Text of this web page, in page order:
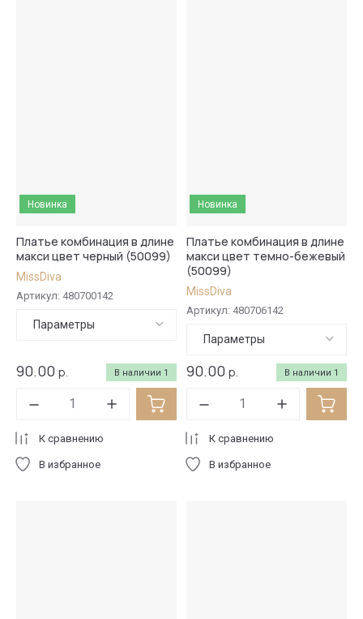
Новинка
Платье комбинация в длине
макси цвет черный (50099)
MissDiva
Артикул: 480700142
Параметры
В наличии 1
90.00 р.
К сравнению
В избранное
Новинка
Платье комбинация в длине
макси цвет темно-бежевый
(50099)
MissDiva
Артикул: 480706142
Параметры
В наличии 1
90.00 р.
К сравнению
В избранное